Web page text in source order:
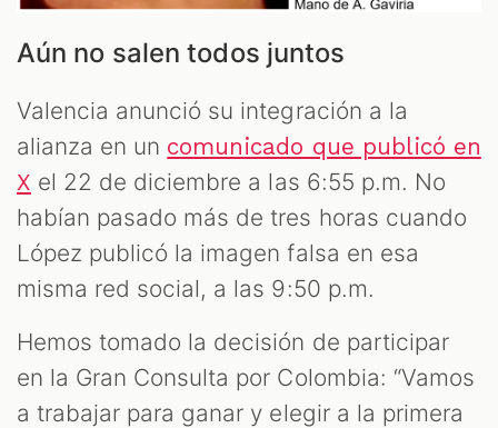
Aún no salen todos juntos
Valencia anunció su integración a la
alianza en un comunicado que publicó en
X el 22 de diciembre a las 6:55 p.m. No
habían pasado más de tres horas cuando
López publicó la imagen falsa en esa
misma red social, a las 9:50 p.m.
Hemos tomado la decisión de participar
en la Gran Consulta por Colombia: “Vamos
a trabajar para ganar y elegir a la primera